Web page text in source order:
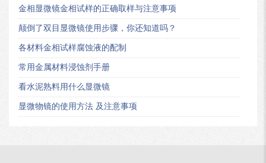
金相显微镜金相试样的正确取样与注意事项
颠倒了双目显微镜使用步骤，你还知道吗？
各材料金相试样腐蚀液的配制
常用金属材料浸蚀剂手册
看水泥熟料用什么显微镜
显微物镜的使用方法 及注意事项